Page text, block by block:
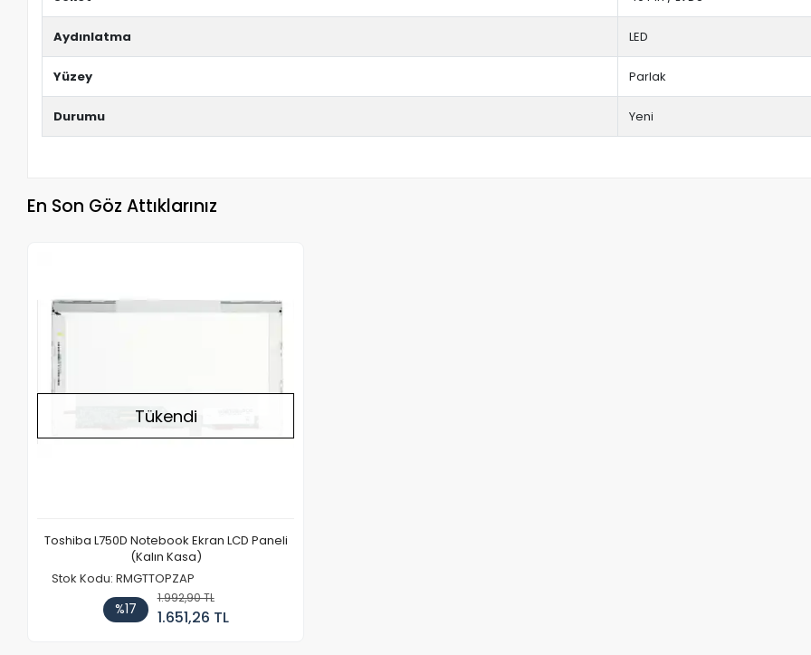
Aydınlatma LED
Yüzey Parlak
Durumu Yeni
En Son Göz Attıklarınız
Tükendi
Toshiba L750D Notebook Ekran LCD Paneli
(Kalın Kasa)
Stok Kodu: RMGTTOPZAP
%17
1.992,90 TL
1.651,26 TL